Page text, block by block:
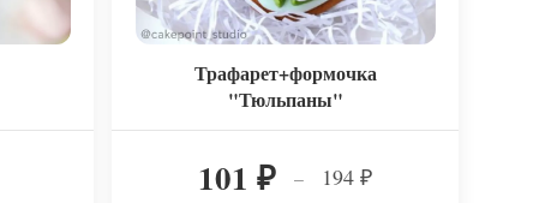
Трафарет+формочка
"Тюльпаны"
101₽ – 194₽